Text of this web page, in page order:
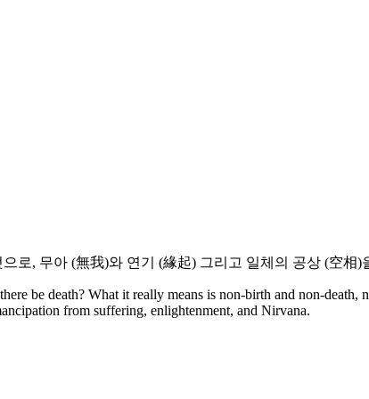
로, 무아 (無我)와 연기 (緣起) 그리고 일체의 공상 (空相)
be death? What it really means is non-birth and non-
from suffering, enlightenment, and Nirvana.